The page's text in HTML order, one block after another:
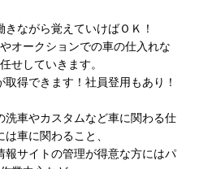
ながら覚えていけばＯＫ！
オークションでの車の仕入れな
せしていきます。
得できます！社員登用もあり！
洗車やカスタムなど車に関わる仕
車に関わること、
報サイトの管理が得意な方にはパ